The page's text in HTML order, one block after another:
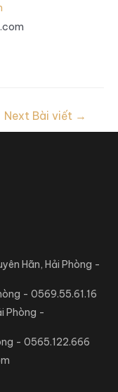
Next Bài viết →
Hãn, Hải Phòng -
- 0569.55.61.16
Phòng -
- 0565.122.666